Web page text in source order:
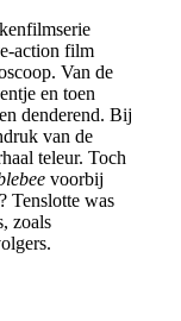
action film
Van de
en toen
denderend. Bij
van de
teleur. Toch
voorbij
Tenslotte was
zoals